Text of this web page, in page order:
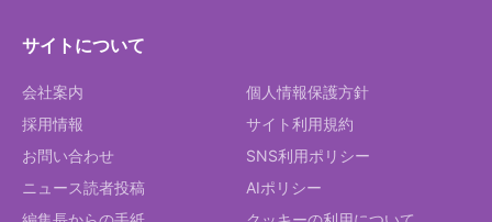
サイトについて
会社案内
採用情報
お問い合わせ
ニュース読者投稿
個人情報保護方針
サイト利用規約
SNS利用ポリシー
AIポリシー